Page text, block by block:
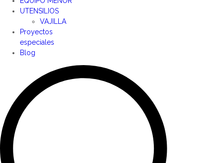
UTENSILIOS
VAJILLA
Proyectos
especiales
Blog